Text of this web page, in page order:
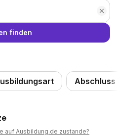
finden
Abschluss
auf Ausbildung.de zustande?